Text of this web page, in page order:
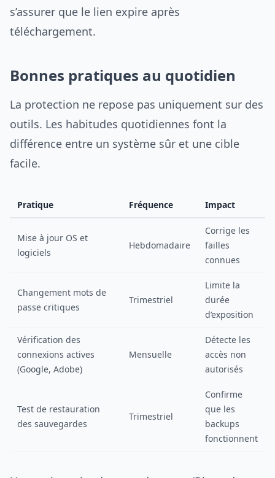
s’assurer que le lien expire après
téléchargement.
Bonnes pratiques au quotidien
La protection ne repose pas uniquement sur des
outils. Les habitudes quotidiennes font la
différence entre un système sûr et une cible
facile.
Pratique Fréquence Impact
Mise à jour OS et
logiciels
Hebdomadaire
Corrige les
failles
connues
Changement mots de
passe critiques
Trimestriel
Limite la
durée
d’exposition
Vérification des
connexions actives
(Google, Adobe)
Mensuelle
Détecte les
accès non
autorisés
Test de restauration
des sauvegardes
Trimestriel
Confirme
que les
backups
fonctionnent